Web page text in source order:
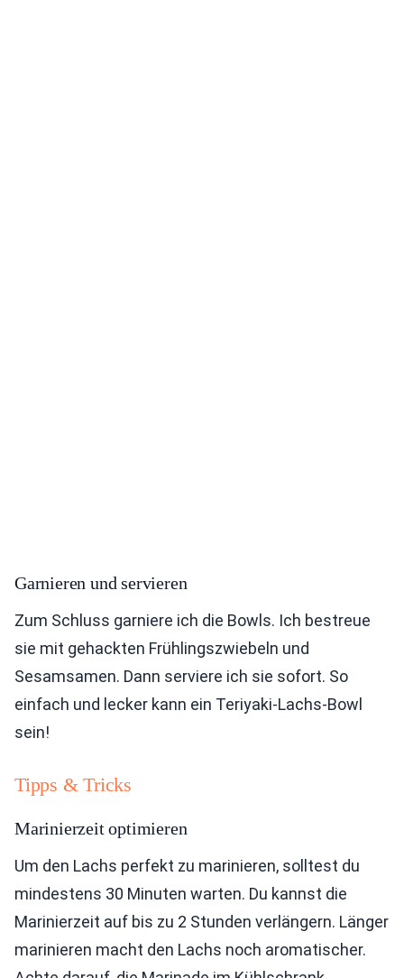
Garnieren und servieren
Zum Schluss garniere ich die Bowls. Ich bestreue
sie mit gehackten Frühlingszwiebeln und
Sesamsamen. Dann serviere ich sie sofort. So
einfach und lecker kann ein Teriyaki-Lachs-Bowl
sein!
Tipps & Tricks
Marinierzeit optimieren
Um den Lachs perfekt zu marinieren, solltest du
mindestens 30 Minuten warten. Du kannst die
Marinierzeit auf bis zu 2 Stunden verlängern. Länger
marinieren macht den Lachs noch aromatischer.